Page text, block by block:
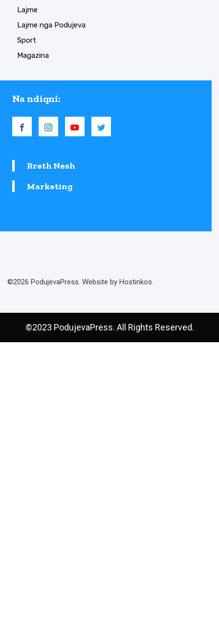
Lajme
Lajme nga Podujeva
Sport
Magazina
Na ndiqni:
Rreth Nesh
Marketing
©2026 PodujevaPress. Website by Hostinkos.
©2023 PodujevaPress. All Rights Reserved.